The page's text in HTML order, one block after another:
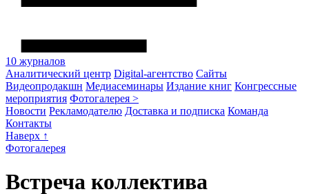
10 журналов
Аналитический центр Digital-агентство Сайты
Видеопродакшн Медиасеминары Издание книг Конгрессные
мероприятия Фотогалерея >
Новости Рекламодателю Доставка и подписка Команда
Контакты
Наверх ↑
Фотогалерея
Встреча коллектива